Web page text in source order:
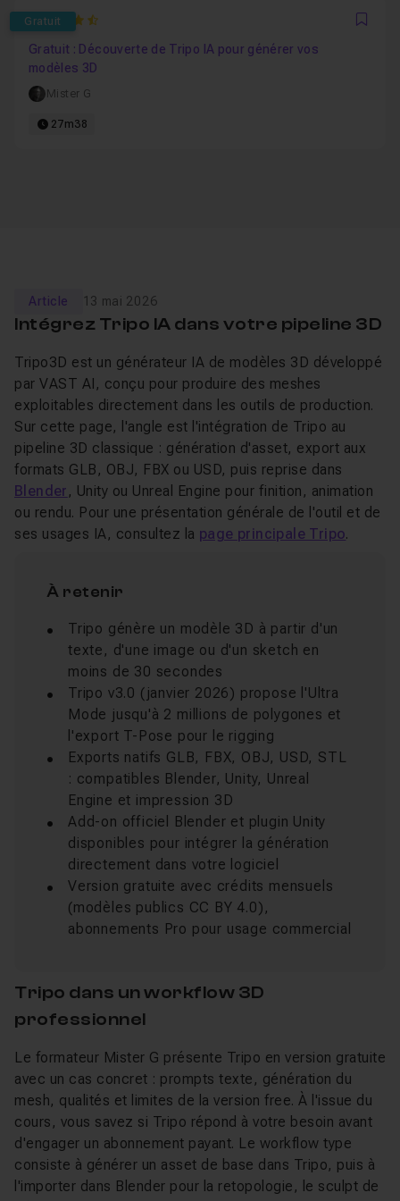
Gratuit
4.75
Gratuit : Découverte de Tripo IA pour générer vos
modèles 3D
Mister G
27m38
Article 13 mai 2026
Intégrez Tripo IA dans votre pipeline 3D
Tripo3D est un générateur IA de modèles 3D développé
par VAST AI, conçu pour produire des meshes
exploitables directement dans les outils de production.
Sur cette page, l'angle est l'intégration de Tripo au
pipeline 3D classique : génération d'asset, export aux
formats GLB, OBJ, FBX ou USD, puis reprise dans
Blender , Unity ou Unreal Engine pour finition, animation
ou rendu. Pour une présentation générale de l'outil et de
ses usages IA, consultez la page principale Tripo.
À retenir
Tripo génère un modèle 3D à partir d'un
texte, d'une image ou d'un sketch en
moins de 30 secondes
Tripo v3.0 (janvier 2026) propose l'Ultra
Mode jusqu'à 2 millions de polygones et
l'export T-Pose pour le rigging
Exports natifs GLB, FBX, OBJ, USD, STL
: compatibles Blender, Unity, Unreal
Engine et impression 3D
Add-on officiel Blender et plugin Unity
disponibles pour intégrer la génération
directement dans votre logiciel
Version gratuite avec crédits mensuels
(modèles publics CC BY 4.0),
abonnements Pro pour usage commercial
Tripo dans un workflow 3D
professionnel
Le formateur Mister G présente Tripo en version gratuite
avec un cas concret : prompts texte, génération du
mesh, qualités et limites de la version free. À l'issue du
cours, vous savez si Tripo répond à votre besoin avant
d'engager un abonnement payant. Le workflow type
consiste à générer un asset de base dans Tripo, puis à
l'importer dans Blender pour la retopologie, le sculpt de